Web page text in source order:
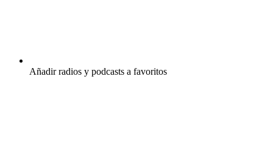
Añadir radios y podcasts a favoritos